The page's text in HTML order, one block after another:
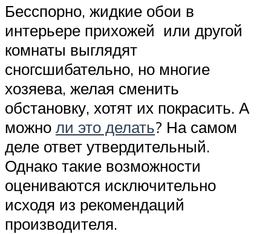
Бесспорно, жидкие обои в
интерьере прихожей или другой
комнаты выглядят
сногсшибательно, но многие
хозяева, желая сменить
обстановку, хотят их покрасить. А
можно ли это делать? На самом
деле ответ утвердительный.
Однако такие возможности
оцениваются исключительно
исходя из рекомендаций
производителя.